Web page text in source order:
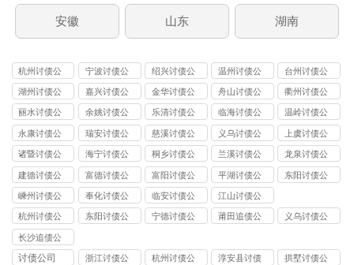
安徽 山东 湖南
杭州讨债公
司
宁波讨债公
司
绍兴讨债公
司
温州讨债公
司
台州讨债公
司
湖州讨债公
司
嘉兴讨债公
司
金华讨债公
司
舟山讨债公
司
衢州讨债公
司
丽水讨债公
司
余姚讨债公
司
乐清讨债公
司
临海讨债公
司
温岭讨债公
司
永康讨债公
司
瑞安讨债公
司
慈溪讨债公
司
义乌讨债公
司
上虞讨债公
司
诸暨讨债公
司
海宁讨债公
司
桐乡讨债公
司
兰溪讨债公
司
龙泉讨债公
司
建德讨债公
司
富德讨债公
司
富阳讨债公
司
平湖讨债公
司
东阳讨债公
嵊州讨债公
司
奉化讨债公
司
临安讨债公
司
江山讨债公
司
杭州讨债公
司
东阳讨债公
宁德讨债公
莆田追债公
义乌讨债公
长沙追债公
司
讨债公司
浙江讨债公
杭州讨债公
淳安县讨债
拱墅讨债公